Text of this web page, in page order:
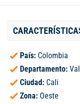
País: Colombia
Departamento:
Ciudad: Cali
Zona: Oeste